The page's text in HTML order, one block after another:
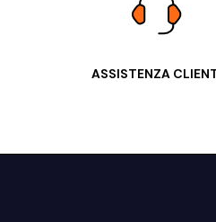
ASSISTENZA